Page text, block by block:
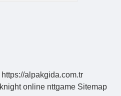
https://alpakgida.com.tr
knight online nttgame Sitemap